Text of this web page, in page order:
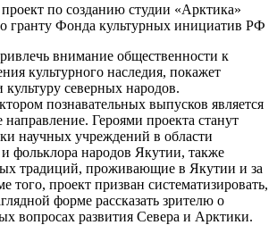
по созданию студии «Арктика»
гранту Фонда культурных инициатив РФ
внимание общественности к
культурного наследия, покажет
северных народов.
познавательных выпусков является
Героями проекта станут
научных учреждений в области
фольклора народов Якутии, также
традиций, проживающие в Якутии и за
того, проект призван систематизировать,
форме рассказать зрителю о
вопросах развития Севера и Арктики.